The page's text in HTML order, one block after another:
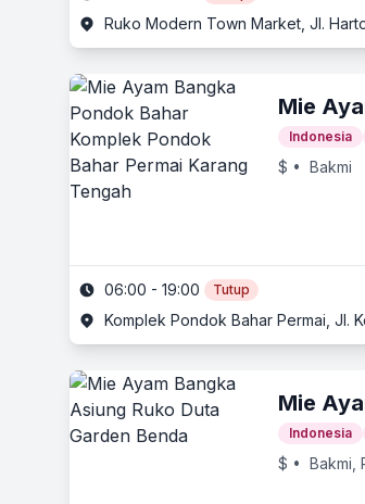
Ruko Modern Town Market, Jl.
Mie
Indonesia
$ • Bakmi
06:00 - 19:00 Tutup
Komplek Pondok Bahar Permai, Jl.
Mie
Indonesia
$ • Bakmi,